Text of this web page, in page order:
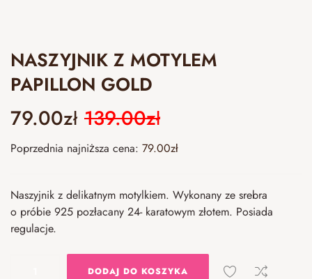
NASZYJNIK Z MOTYLEM
PAPILLON GOLD
139.00zł
79.00zł
Poprzednia najniższa cena: 79.00zł
Naszyjnik z delikatnym motylkiem. Wykonany ze srebra
o próbie 925 pozłacany 24- karatowym złotem. Posiada
regulacje.
DODAJ DO KOSZYKA